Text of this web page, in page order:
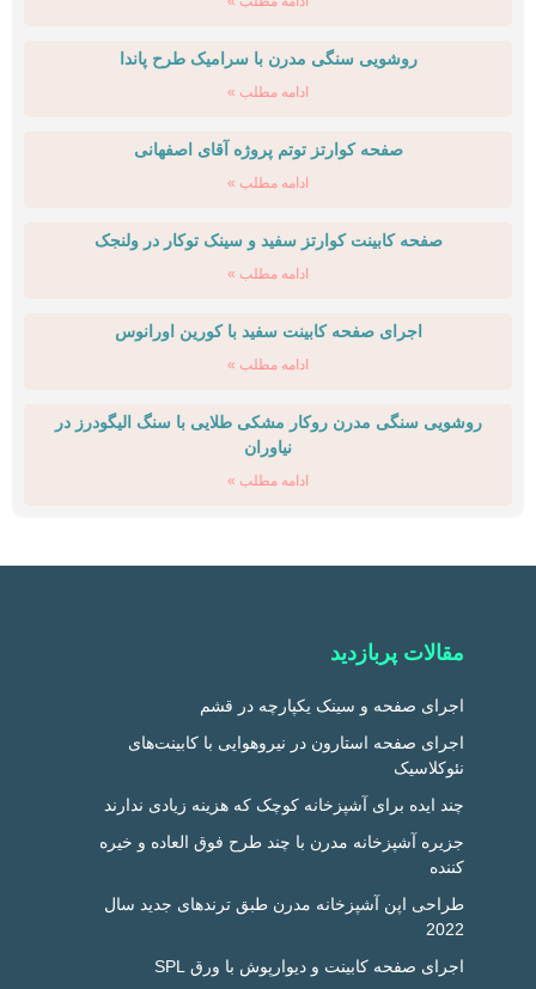
روشویی سنگی مدرن با سرامیک طرح پاندا
ادامه مطلب »
صفحه کوارتز توتم پروژه آقای اصفهانی
ادامه مطلب »
صفحه کابینت کوارتز سفید و سینک توکار در ولنجک
ادامه مطلب »
اجرای صفحه کابینت سفید با کورین اورانوس
ادامه مطلب »
روشویی سنگی مدرن روکار مشکی طلایی با سنگ الیگودرز در
نیاوران
ادامه مطلب »
مقالات پربازدید
اجرای صفحه و سینک یکپارچه در قشم
اجرای صفحه استارون در نیروهوایی با کابینت‌های
نئوکلاسیک
چند ایده برای آشپزخانه کوچک که هزینه زیادی ندارند
جزیره آشپزخانه مدرن با چند طرح فوق العاده و خیره
کننده
طراحی اپن آشپزخانه مدرن طبق ترندهای جدید سال
2022
اجرای صفحه کابینت و دیوارپوش با ورق SPL